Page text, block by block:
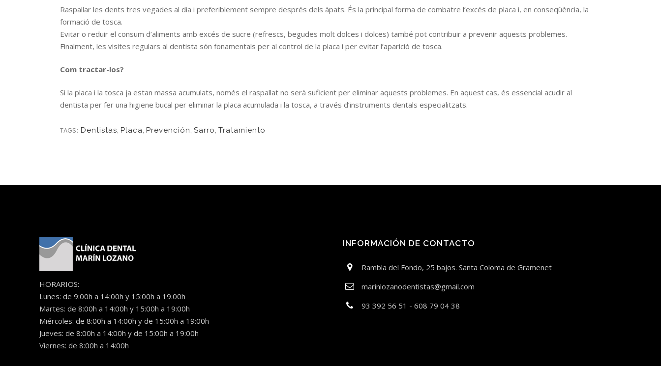
Raspallar les dents tres vegades al dia i preferiblement sempre després dels àpats. És la principal forma de combatre l’excés de placa i, en conseqüència, la
formació de tosca.
Evitar o reduir el consum d’aliments amb excés de sucre (refrescs, begudes molt dolces i dolces) també pot contribuir a prevenir aquests problemes.
Finalment, les visites regulars al dentista són fonamentals per al control de la placa i per evitar l’aparició de tosca.
Com tractar-los?
Si la placa i la tosca ja estan massa acumulats, només el raspallat no serà suficient per eliminar aquests problemes. En aquest cas, és essencial acudir al
dentista per fer una higiene bucal per eliminar la placa acumulada i la tosca, a través d’instruments dentals especialitzats.
TAGS: Dentistas, Placa, Prevención, Sarro, Tratamiento
HORARIOS:
Lunes: de 9:00h a 14:00h y 15:00h a 19.00h
Martes: de 8:00h a 14:00h y 15:00h a 19:00h
Miércoles: de 8:00h a 14:00h y de 15:00h a 19:00h
Jueves: de 8:00h a 14:00h y de 15:00h a 19:00h
Viernes: de 8:00h a 14:00h
INFORMACIÓN DE CONTACTO
Rambla del Fondo, 25 bajos. Santa Coloma de Gramenet
marinlozanodentistas@gmail.com
93 392 56 51 - 608 79 04 38